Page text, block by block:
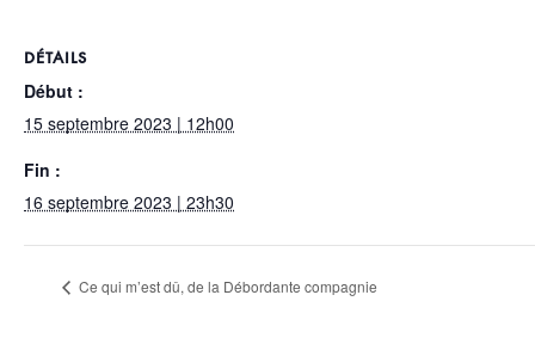
DÉTAILS
Début :
15 septembre 2023 | 12h00
Fin :
16 septembre 2023 | 23h30
Ce qui m’est dû, de la Débordante compagnie